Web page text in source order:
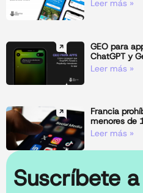
Leer más »
GEO para
ChatGPT y
Leer más »
Francia
menores de
Leer más »
Suscríbete